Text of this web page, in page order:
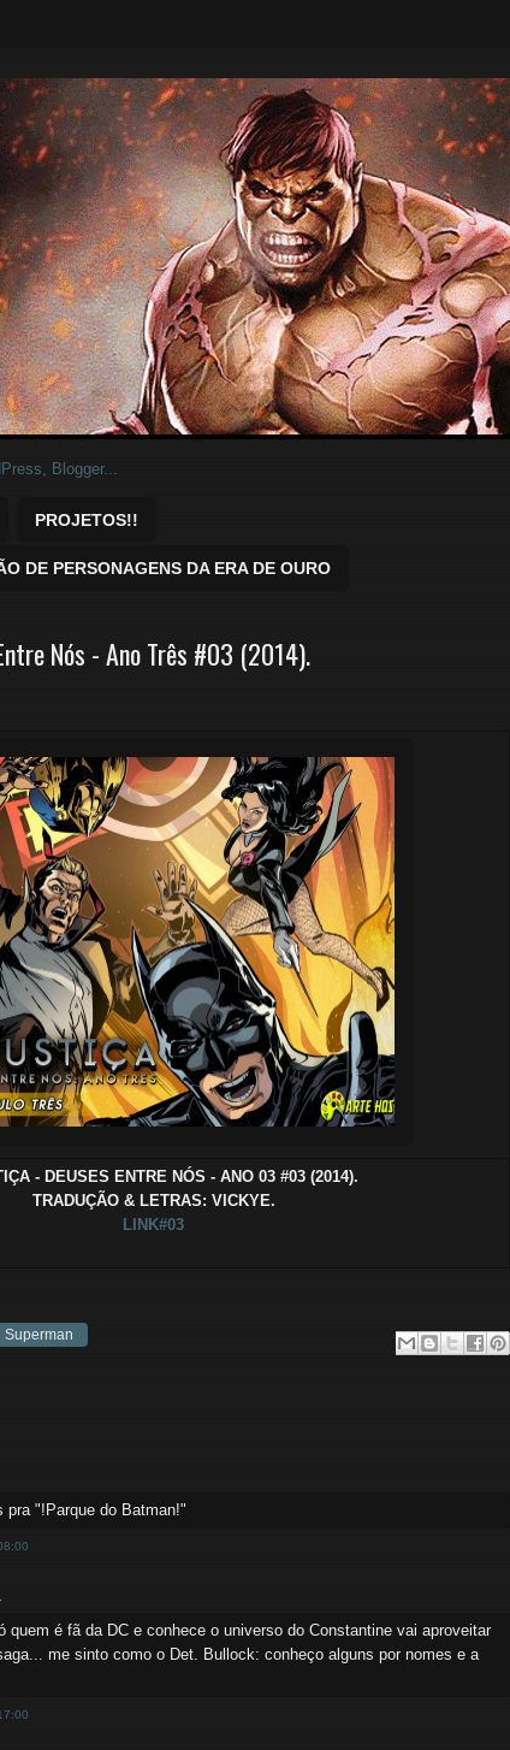
baixar.
PROJETOS!!
DE PERSONAGENS DA ERA DE OURO
Nós - Ano Três #03 (2014).
- DEUSES ENTRE NÓS - ANO 03 #03 (2014).
TRADUÇÃO & LETRAS: VICKYE.
LINK#03
Superman
pra "!Parque do Batman!"
quem é fã da DC e conhece o universo do Constantine vai aproveitar
me sinto como o Det. Bullock: conheço alguns por nomes e a